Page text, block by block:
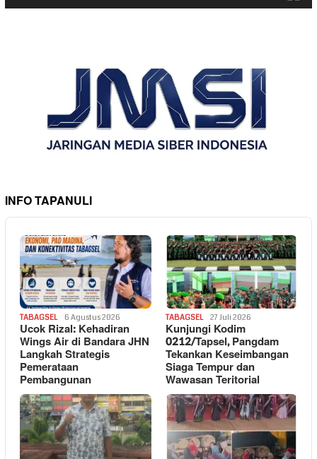
INFO TAPANULI
TABAGSEL 6 Agustus 2026
Ucok Rizal: Kehadiran
Wings Air di Bandara JHN
Langkah Strategis
Pemerataan
Pembangunan
TABAGSEL 27 Juli 2026
Kunjungi Kodim
0212/Tapsel, Pangdam
Tekankan Keseimbangan
Siaga Tempur dan
Wawasan Teritorial